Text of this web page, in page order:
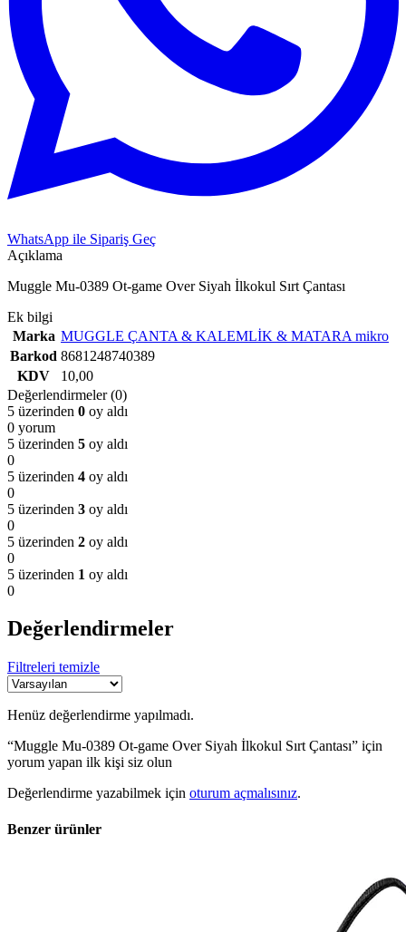
WhatsApp ile Sipariş Geç
Açıklama
Muggle Mu-0389 Ot-game Over Siyah İlkokul Sırt Çantası
Ek bilgi
Marka MUGGLE ÇANTA & KALEMLİK & MATARA mikro
Barkod 8681248740389
KDV
10,00
Değerlendirmeler (0)
5 üzerinden 0 oy aldı
0 yorum
5 üzerinden 5 oy aldı
0
5 üzerinden 4 oy aldı
0
5 üzerinden 3 oy aldı
0
5 üzerinden 2 oy aldı
0
5 üzerinden 1 oy aldı
0
Değerlendirmeler
Filtreleri temizle
Henüz değerlendirme yapılmadı.
“Muggle Mu-0389 Ot-game Over Siyah İlkokul Sırt Çantası” için
yorum yapan ilk kişi siz olun
Değerlendirme yazabilmek için oturum açmalısınız.
Benzer ürünler